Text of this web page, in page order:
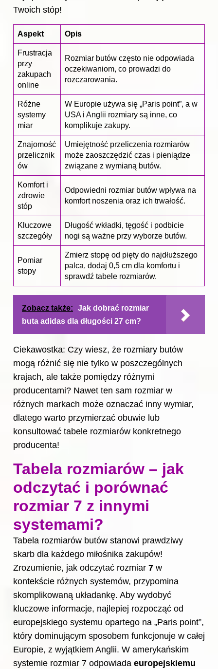
Twoich stóp!
Aspekt Opis
Frustracja
przy
zakupach
online
Rozmiar butów często nie odpowiada
oczekiwaniom, co prowadzi do
rozczarowania.
Różne
systemy
miar
W Europie używa się „Paris point”, a w
USA i Anglii rozmiary są inne, co
komplikuje zakupy.
Znajomość
przelicznik
ów
Umiejętność przeliczenia rozmiarów
może zaoszczędzić czas i pieniądze
związane z wymianą butów.
Komfort i
zdrowie
stóp
Odpowiedni rozmiar butów wpływa na
komfort noszenia oraz ich trwałość.
Kluczowe
szczegóły
Długość wkładki, tęgość i podbicie
nogi są ważne przy wyborze butów.
Pomiar
stopy
Zmierz stopę od pięty do najdłuższego
palca, dodaj 0,5 cm dla komfortu i
sprawdź tabele rozmiarów.
Zobacz także:
Jak dobrać rozmiar
buta adidas dla długości 27 cm?
Ciekawostka: Czy wiesz, że rozmiary butów
mogą różnić się nie tylko w poszczególnych
krajach, ale także pomiędzy różnymi
producentami? Nawet ten sam rozmiar w
różnych markach może oznaczać inny wymiar,
dlatego warto przymierzać obuwie lub
konsultować tabele rozmiarów konkretnego
producenta!
Tabela rozmiarów – jak
odczytać i porównać
rozmiar 7 z innymi
systemami?
Tabela rozmiarów butów stanowi prawdziwy
skarb dla każdego miłośnika zakupów!
Zrozumienie, jak odczytać rozmiar 7 w
kontekście różnych systemów, przypomina
skomplikowaną układankę. Aby wydobyć
kluczowe informacje, najlepiej rozpocząć od
europejskiego systemu opartego na „Paris point”,
który dominującym sposobem funkcjonuje w całej
Europie, z wyjątkiem Anglii. W amerykańskim
systemie rozmiar 7 odpowiada europejskiemu